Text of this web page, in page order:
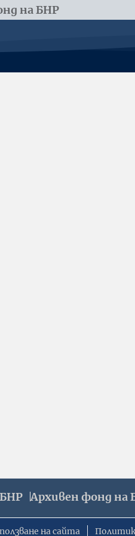
на БНР
Архивен фонд на
на сайта